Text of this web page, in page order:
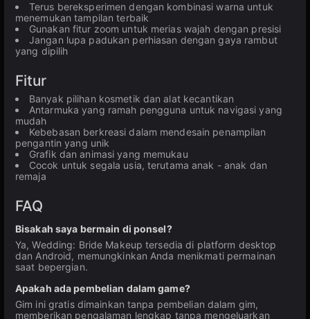
Terus bereksperimen dengan kombinasi warna untuk
menemukan tampilan terbaik
Gunakan fitur zoom untuk merias wajah dengan presisi
Jangan lupa padukan perhiasan dengan gaya rambut
yang dipilih
Fitur
Banyak pilihan kosmetik dan alat kecantikan
Antarmuka yang ramah pengguna untuk navigasi yang
mudah
Kebebasan berkreasi dalam mendesain penampilan
pengantin yang unik
Grafik dan animasi yang memukau
Cocok untuk segala usia, terutama anak - anak dan
remaja
FAQ
Bisakah saya bermain di ponsel?
Ya, Wedding: Bride Makeup tersedia di platform desktop
dan Android, memungkinkan Anda menikmati permainan
saat bepergian.
Apakah ada pembelian dalam game?
Gim ini gratis dimainkan tanpa pembelian dalam gim,
memberikan pengalaman lengkap tanpa mengeluarkan